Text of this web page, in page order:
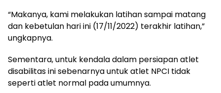
“Makanya, kami melakukan latihan sampai matang
dan kebetulan hari ini (17/11/2022) terakhir latihan,”
ungkapnya.
Sementara, untuk kendala dalam persiapan atlet
disabilitas ini sebenarnya untuk atlet NPCI tidak
seperti atlet normal pada umumnya.